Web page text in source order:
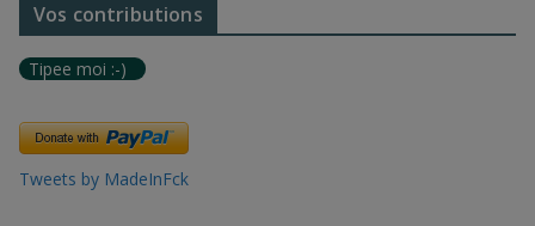
Vos contributions
Tipee moi :-)
Tweets by MadeInFck